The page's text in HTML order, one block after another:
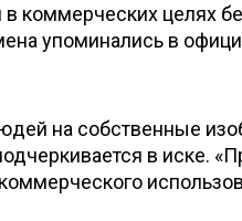
коммерческих целях
упоминались в
на собственные
в иске.